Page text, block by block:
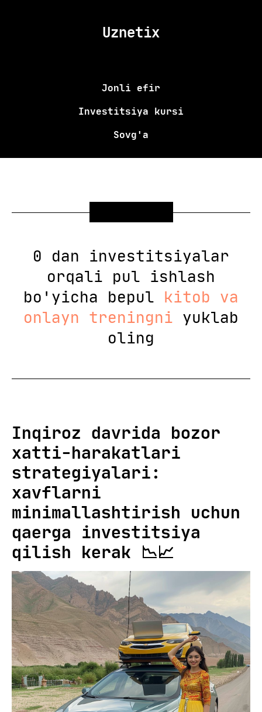
Uznetix
Jonli efir
Investitsiya kursi
Sovg'a
0 dan investitsiyalar
orqali pul ishlash
bo'yicha bepul kitob va
onlayn treningni yuklab
oling
Inqiroz davrida bozor
xatti-harakatlari
strategiyalari:
xavflarni
minimallashtirish uchun
qaerga investitsiya
qilish kerak 📉📈